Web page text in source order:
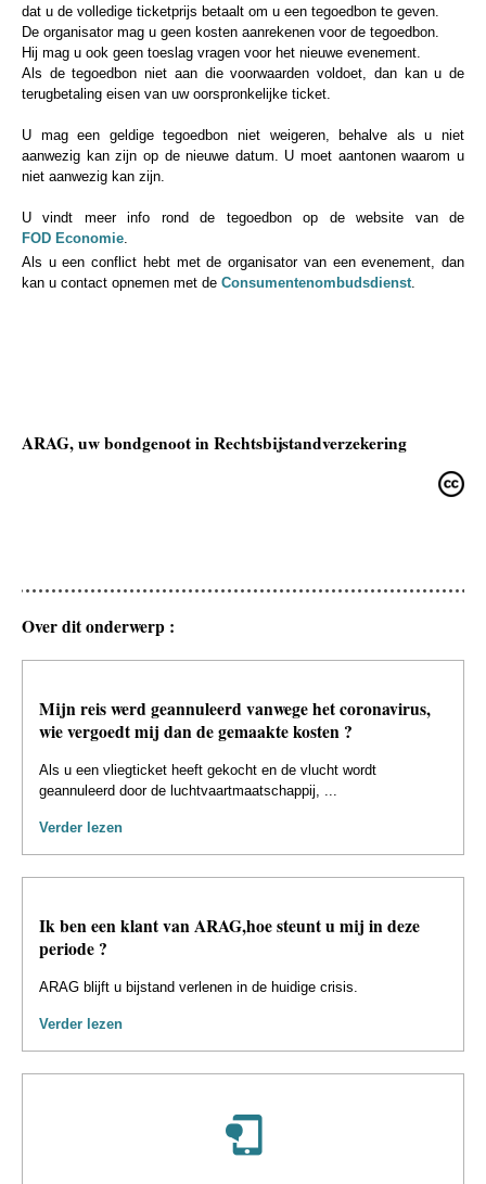
dat u de volledige ticketprijs betaalt om u een tegoedbon te geven.
De organisator mag u geen kosten aanrekenen voor de tegoedbon.
Hij mag u ook geen toeslag vragen voor het nieuwe evenement.
Als de tegoedbon niet aan die voorwaarden voldoet, dan kan u de
terugbetaling eisen van uw oorspronkelijke ticket.
U mag een geldige tegoedbon niet weigeren, behalve als u niet
aanwezig kan zijn op de nieuwe datum. U moet aantonen waarom u
niet aanwezig kan zijn.
U vindt meer info rond de tegoedbon op de website van de
FOD Economie.
Als u een conflict hebt met de organisator van een evenement, dan
kan u contact opnemen met de Consumentenombudsdienst.
ARAG, uw bondgenoot in Rechtsbijstandverzekering
Over dit onderwerp :
Mijn reis werd geannuleerd vanwege het coronavirus,
wie vergoedt mij dan de gemaakte kosten ?
Als u een vliegticket heeft gekocht en de vlucht wordt
geannuleerd door de luchtvaartmaatschappij, ...
Verder lezen
Ik ben een klant van ARAG,hoe steunt u mij in deze
periode ?
ARAG blijft u bijstand verlenen in de huidige crisis.
Verder lezen